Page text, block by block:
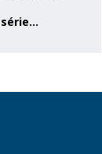
série…